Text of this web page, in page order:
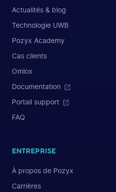
Actualités & blog
Technologie UWB
Pozyx Academy
Cas clients
Omlox
Documentation
Portail support
FAQ
ENTREPRISE
À propos de Pozyx
Carrières